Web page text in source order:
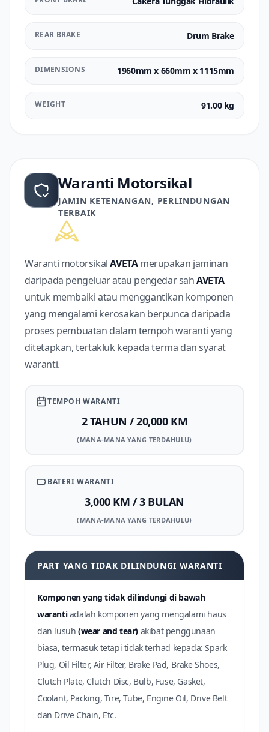
REAR BRAKE Drum Brake
DIMENSIONS 1960mm x 660mm x 1115mm
WEIGHT 91.00 kg
Waranti Motorsikal
JAMIN KETENANGAN, PERLINDUNGAN
TERBAIK
Waranti motorsikalAVETAmerupakan jaminan
daripada pengeluar atau pengedar sahAVETA
untuk membaiki atau menggantikan komponen
yang mengalami kerosakan berpunca daripada
proses pembuatan dalam tempoh waranti yang
ditetapkan, tertakluk kepada terma dan syarat
waranti.
TEMPOH WARANTI
2 TAHUN / 20,000 KM
(MANA-MANA YANG TERDAHULU)
BATERI WARANTI
3,000 KM / 3 BULAN
(MANA-MANA YANG TERDAHULU)
PART YANG TIDAK DILINDUNGI WARANTI
Komponen yang tidak dilindungi di bawah
warantiadalah komponen yang mengalami haus
dan lusuh (wear and tear) akibat penggunaan
biasa, termasuk tetapi tidak terhad kepada: Spark
Plug, Oil Filter, Air Filter, Brake Pad, Brake Shoes,
Clutch Plate, Clutch Disc, Bulb, Fuse, Gasket,
Coolant, Packing, Tire, Tube, Engine Oil, Drive Belt
dan Drive Chain, Etc.